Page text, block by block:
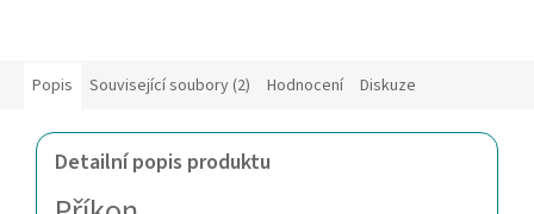
Popis Související soubory (2) Hodnocení Diskuze
Detailní popis produktu